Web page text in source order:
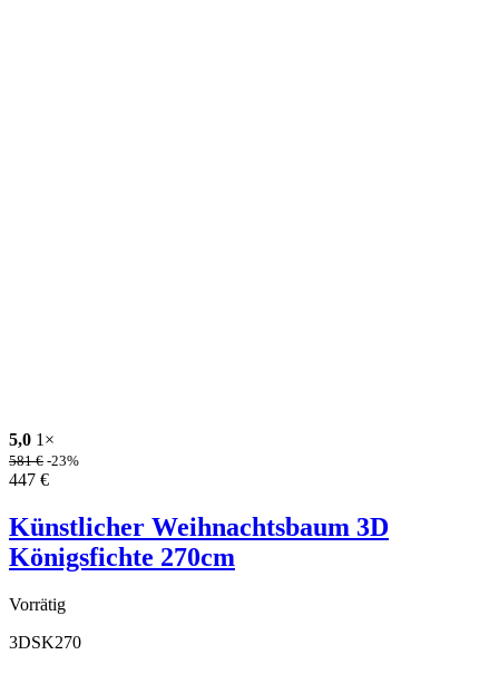
5,0 1×
581€ -23%
447 €
Künstlicher Weihnachtsbaum 3D
Königsfichte 270cm
Vorrätig
3DSK270